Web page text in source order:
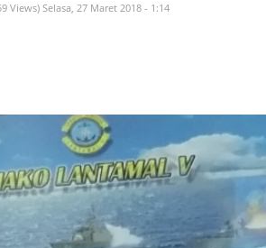
Views) Selasa, 27 Maret 2018 - 1:14